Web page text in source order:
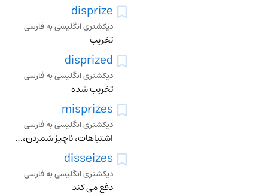
disprize
دیکشنری انگلیسی به فارسی
تخریب
disprized
دیکشنری انگلیسی به فارسی
تخریب شده
misprizes
دیکشنری انگلیسی به فارسی
اشتباهات، ناچیز شمردن، اهانت، کم بها شمردن
disseizes
دیکشنری انگلیسی به فارسی
دفع می کند